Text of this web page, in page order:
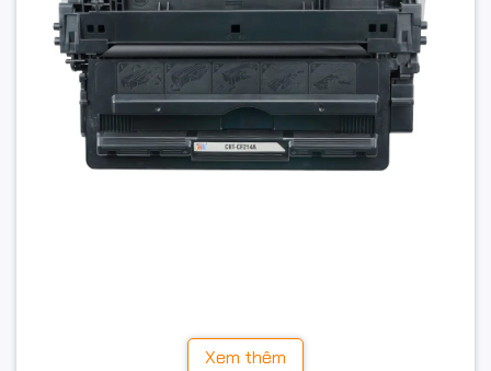
• Dùng cho máy in: HP LaserJet Enterprise 700 M712dn,
Xem thêm